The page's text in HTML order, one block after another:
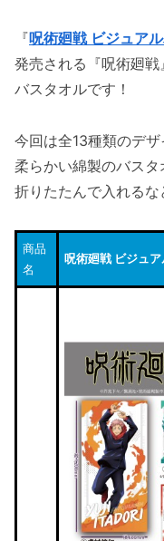
『呪術廻戦 ビジュア
発売される『呪術廻
バスタオルです！
今回は全13種類のデザ
柔らかい綿製のバス
折りたたんで入れる
商品
名
呪術廻戦 ビジュ